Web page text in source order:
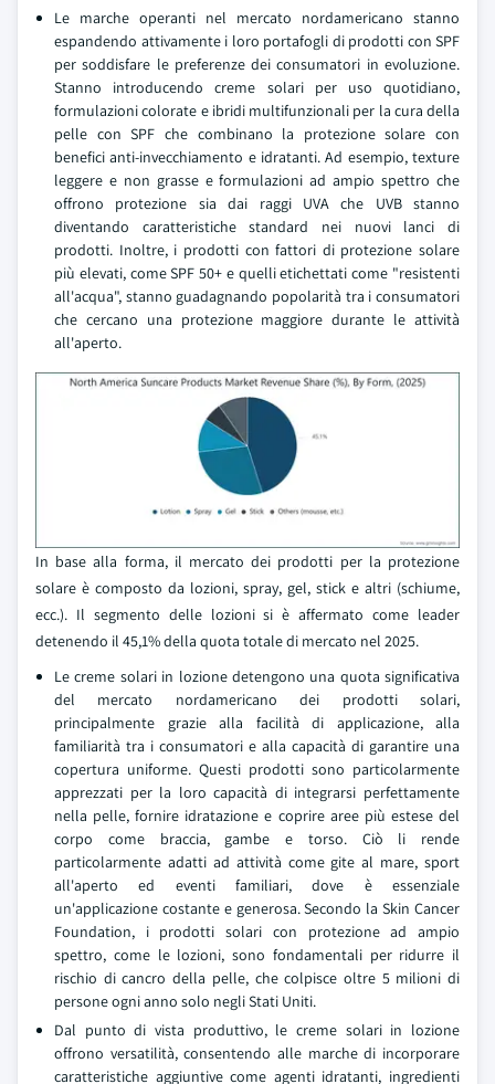
Le marche operanti nel mercato nordamericano stanno
espandendo attivamente i loro portafogli di prodotti con SPF
per soddisfare le preferenze dei consumatori in evoluzione.
Stanno introducendo creme solari per uso quotidiano,
formulazioni colorate e ibridi multifunzionali per la cura della
pelle con SPF che combinano la protezione solare con
benefici anti-invecchiamento e idratanti. Ad esempio, texture
leggere e non grasse e formulazioni ad ampio spettro che
offrono protezione sia dai raggi UVA che UVB stanno
diventando caratteristiche standard nei nuovi lanci di
prodotti. Inoltre, i prodotti con fattori di protezione solare
più elevati, come SPF 50+ e quelli etichettati come "resistenti
all'acqua", stanno guadagnando popolarità tra i consumatori
che cercano una protezione maggiore durante le attività
all'aperto.
In base alla forma, il mercato dei prodotti per la protezione
solare è composto da lozioni, spray, gel, stick e altri (schiume,
ecc.). Il segmento delle lozioni si è affermato come leader
detenendo il 45,1% della quota totale di mercato nel 2025.
Le creme solari in lozione detengono una quota significativa
del mercato nordamericano dei prodotti solari,
principalmente grazie alla facilità di applicazione, alla
familiarità tra i consumatori e alla capacità di garantire una
copertura uniforme. Questi prodotti sono particolarmente
apprezzati per la loro capacità di integrarsi perfettamente
nella pelle, fornire idratazione e coprire aree più estese del
corpo come braccia, gambe e torso. Ciò li rende
particolarmente adatti ad attività come gite al mare, sport
all'aperto ed eventi familiari, dove è essenziale
un'applicazione costante e generosa. Secondo la Skin Cancer
Foundation, i prodotti solari con protezione ad ampio
spettro, come le lozioni, sono fondamentali per ridurre il
rischio di cancro della pelle, che colpisce oltre 5 milioni di
persone ogni anno solo negli Stati Uniti.
Dal punto di vista produttivo, le creme solari in lozione
offrono versatilità, consentendo alle marche di incorporare
caratteristiche aggiuntive come agenti idratanti, ingredienti